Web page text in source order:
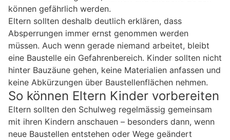
können gefährlich werden.
Eltern sollten deshalb deutlich erklären, dass
Absperrungen immer ernst genommen werden
müssen. Auch wenn gerade niemand arbeitet, bleibt
eine Baustelle ein Gefahrenbereich. Kinder sollten nicht
hinter Bauzäune gehen, keine Materialien anfassen und
keine Abkürzungen über Baustellenflächen nehmen.
So können Eltern Kinder vorbereiten
Eltern sollten den Schulweg regelmässig gemeinsam
mit ihren Kindern anschauen – besonders dann, wenn
neue Baustellen entstehen oder Wege geändert